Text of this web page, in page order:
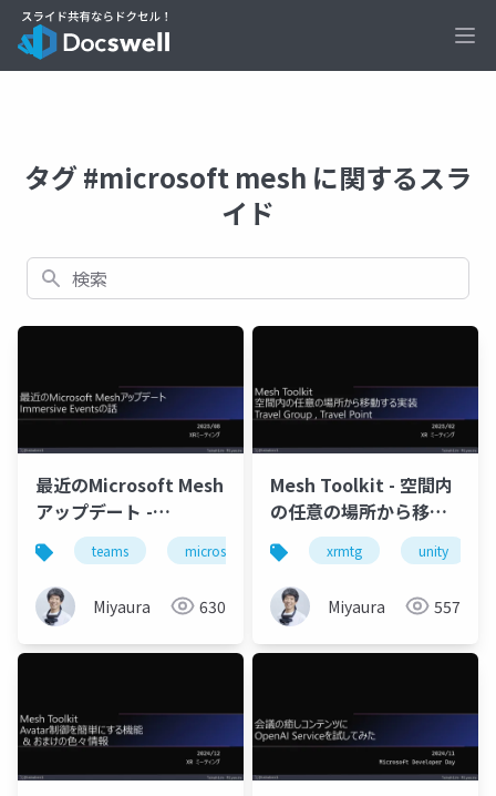
タグ #microsoft mesh に関するスラ
イド
検索
最近のMicrosoft Mesh
アップデート -
Immersive Eventsの
話
teams microsoft365 microsoftmesh
Miyaura 630
Mesh Toolkit - 空間内
の任意の場所から移動
する実装(Travel
Group,Travel Point)
xrmtg unity
Miyaura 557